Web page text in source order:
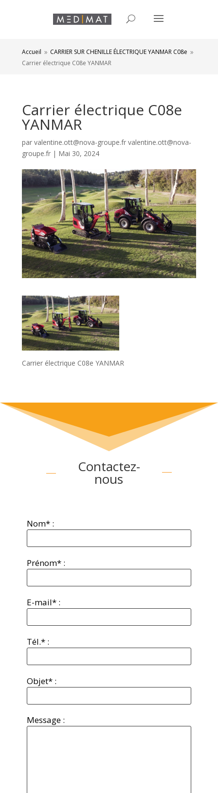
Accueil 9 CARRIER SUR CHENILLE ÉLECTRIQUE YANMAR C08e 9
Carrier électrique C08e YANMAR
Carrier électrique C08e
YANMAR
par valentine.ott@nova-groupe.fr valentine.ott@nova-
groupe.fr| Mai 30, 2024
Carrier électrique C08e YANMAR
Contactez-
nous
Nom* :
Prénom* :
E-mail* :
Tél.* :
Objet* :
Message :